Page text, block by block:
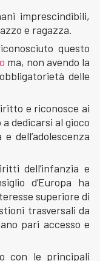
imprescindibili,
e ragazza.
questo
ma, non avendo la
delle
e riconosce ai
dedicarsi al gioco
dell’adolescenza
dell’infanzia e
d’Europa ha
superiore di
trasversali da
pari accesso e
con le principali